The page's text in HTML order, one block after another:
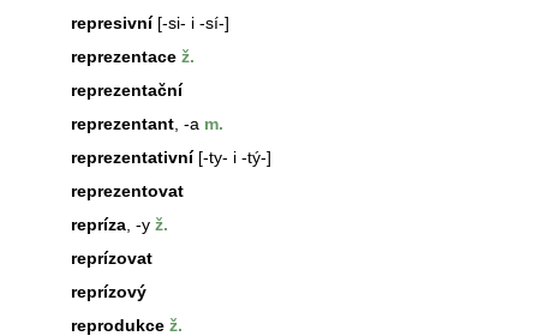
represivní[-si- i -sí-]
reprezentace ž.
reprezentační
reprezentant , -a m.
reprezentativní[-ty- i -tý-]
reprezentovat
repríza , -y ž.
reprízovat
reprízový
reprodukce ž.